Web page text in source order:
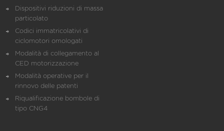
Dispositivi riduzioni di massa
particolato
Codici immatricolativi di
ciclomotori omologati
Modalità di collegamento al
CED motorizzazione
Modalità operative per il
rinnovo delle patenti
Riqualificazione bombole di
tipo CNG4